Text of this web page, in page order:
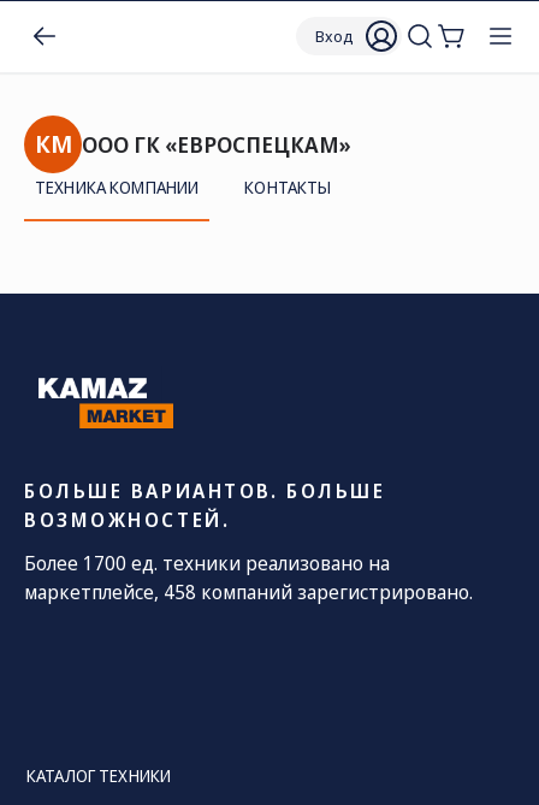
Вход
КМ ООО ГК «ЕВРОСПЕЦКАМ»
ТЕХНИКА КОМПАНИИ КОНТАКТЫ
БОЛЬШЕ ВАРИАНТОВ. БОЛЬШЕ
ВОЗМОЖНОСТЕЙ.
Более 1700 ед. техники реализовано на
маркетплейсе, 458 компаний зарегистрировано.
КАТАЛОГ ТЕХНИКИ